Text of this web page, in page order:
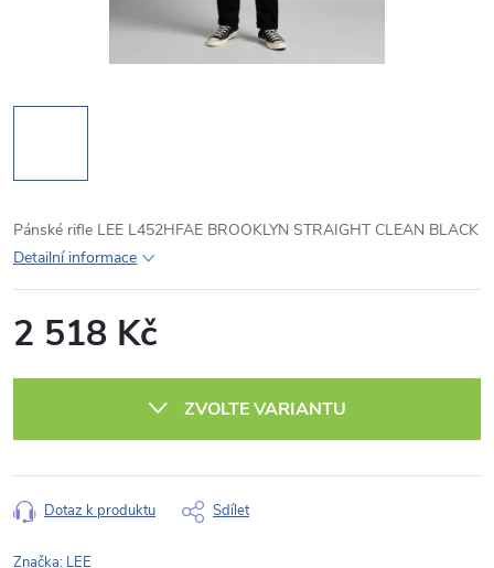
Pánské rifle LEE L452HFAE BROOKLYN STRAIGHT CLEAN BLACK
Detailní informace
2 518 Kč
ZVOLTE VARIANTU
Dotaz k produktu Sdílet
Značka: LEE